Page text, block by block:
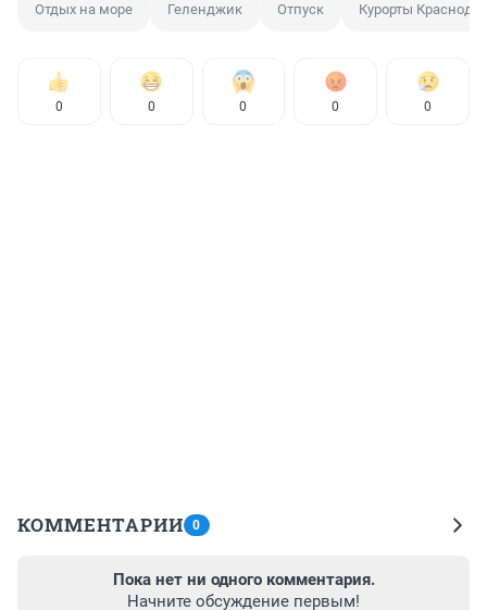
Отдых на море Геленджик Отпуск Курорты
0 0 0 0 0
КОММЕНТАРИИ 0
Пока нет ни одного комментария.
Начните обсуждение первым!